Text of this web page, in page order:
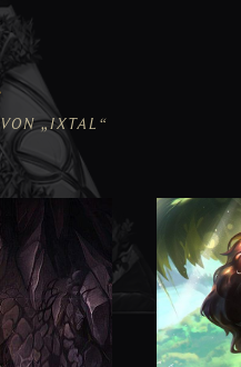
VON „IXTAL“